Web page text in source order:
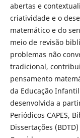
abertas e
criatividade e o
matemático e do
meio de revisão
problemas não
tradicional,
pensamento
da Educação
desenvolvida a
Periódicos CAPES,
Dissertações